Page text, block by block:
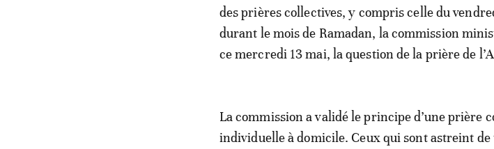
des prières collectives, y compris celle du
durant le mois de Ramadan, la commission
ce mercredi 13 mai, la question de la prière de
La commission a validé le principe d’une prière
individuelle à domicile. Ceux qui sont astreint